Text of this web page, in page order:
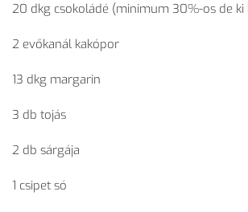
20 dkg csokoládé (minimum 30%-os de ki
2 evőkanál kakópor
13 dkg margarin
3 db tojás
2 db sárgája
1 csipet só